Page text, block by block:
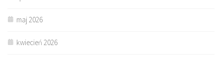
maj 2026
kwiecień 2026